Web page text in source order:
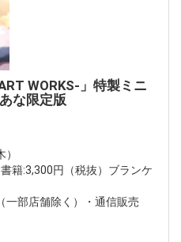
WORKS-」特製ミニ
な限定版
:3,300円（税抜）ブランケ
部店舗除く）・通信販売